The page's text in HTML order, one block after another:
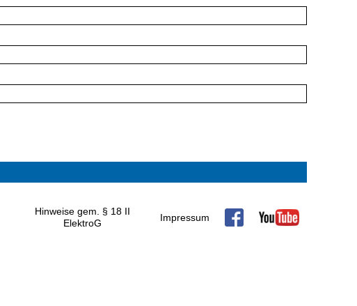
Hinweise gem. § 18 II
ElektroG
Impressum